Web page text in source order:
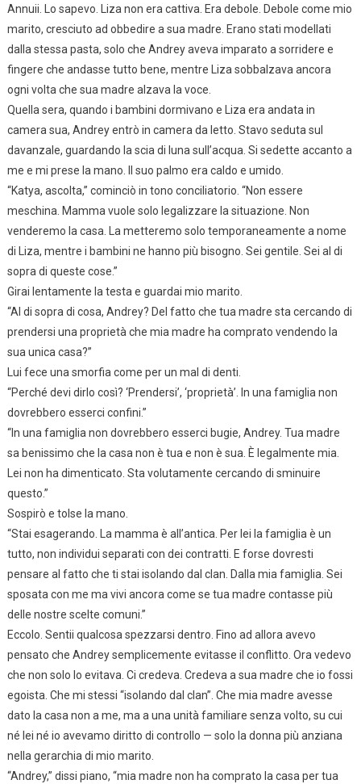
Annuii. Lo sapevo. Liza non era cattiva. Era debole. Debole come mio
marito, cresciuto ad obbedire a sua madre. Erano stati modellati
dalla stessa pasta, solo che Andrey aveva imparato a sorridere e
fingere che andasse tutto bene, mentre Liza sobbalzava ancora
ogni volta che sua madre alzava la voce.
Quella sera, quando i bambini dormivano e Liza era andata in
camera sua, Andrey entrò in camera da letto. Stavo seduta sul
davanzale, guardando la scia di luna sull’acqua. Si sedette accanto a
me e mi prese la mano. Il suo palmo era caldo e umido.
“Katya, ascolta,” cominciò in tono conciliatorio. “Non essere
meschina. Mamma vuole solo legalizzare la situazione. Non
venderemo la casa. La metteremo solo temporaneamente a nome
di Liza, mentre i bambini ne hanno più bisogno. Sei gentile. Sei al di
sopra di queste cose.”
Girai lentamente la testa e guardai mio marito.
“Al di sopra di cosa, Andrey? Del fatto che tua madre sta cercando di
prendersi una proprietà che mia madre ha comprato vendendo la
sua unica casa?”
Lui fece una smorfia come per un mal di denti.
“Perché devi dirlo così? ‘Prendersi’, ‘proprietà’. In una famiglia non
dovrebbero esserci confini.”
“In una famiglia non dovrebbero esserci bugie, Andrey. Tua madre
sa benissimo che la casa non è tua e non è sua. È legalmente mia.
Lei non ha dimenticato. Sta volutamente cercando di sminuire
questo.”
Sospirò e tolse la mano.
“Stai esagerando. La mamma è all’antica. Per lei la famiglia è un
tutto, non individui separati con dei contratti. E forse dovresti
pensare al fatto che ti stai isolando dal clan. Dalla mia famiglia. Sei
sposata con me ma vivi ancora come se tua madre contasse più
delle nostre scelte comuni.”
Eccolo. Sentii qualcosa spezzarsi dentro. Fino ad allora avevo
pensato che Andrey semplicemente evitasse il conflitto. Ora vedevo
che non solo lo evitava. Ci credeva. Credeva a sua madre che io fossi
egoista. Che mi stessi “isolando dal clan”. Che mia madre avesse
dato la casa non a me, ma a una unità familiare senza volto, su cui
né lei né io avevamo diritto di controllo — solo la donna più anziana
nella gerarchia di mio marito.
“Andrey,” dissi piano, “mia madre non ha comprato la casa per tua